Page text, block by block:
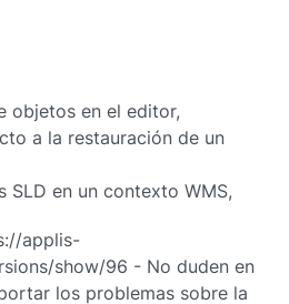
objetos en el editor,
a la restauración de un
SLD en un contexto WMS,
applis-
show/96 - No duden en
los problemas sobre la